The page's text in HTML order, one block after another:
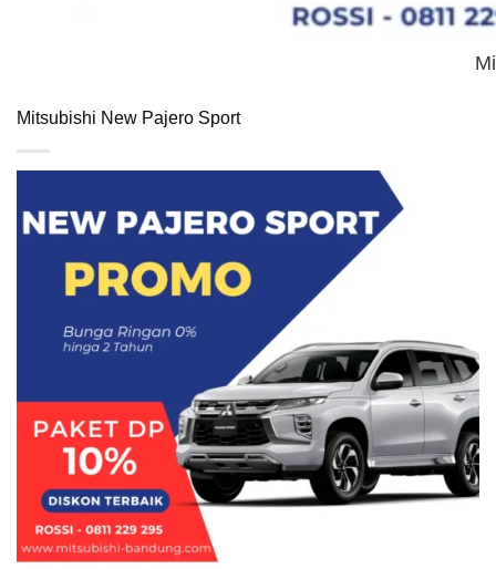
Mitsubishi New Pajero Sport